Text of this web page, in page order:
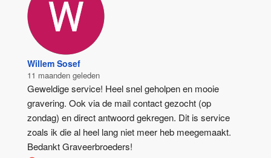
Willem Sosef
11 maanden geleden
Geweldige service! Heel snel geholpen en mooie
gravering. Ook via de mail contact gezocht (op
zondag) en direct antwoord gekregen. Dit is service
zoals ik die al heel lang niet meer heb meegemaakt.
Bedankt Graveerbroeders!